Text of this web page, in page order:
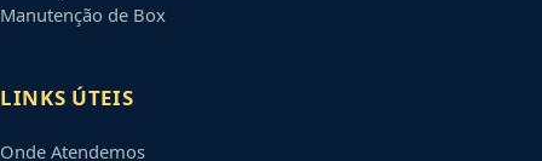
Manutenção de Box
LINKS ÚTEIS
Onde Atendemos